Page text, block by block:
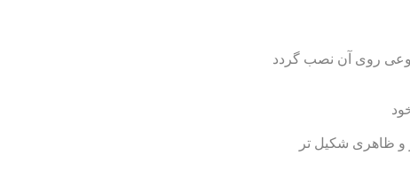
روی آن نصب گردد
و ظاهری شکیل تر